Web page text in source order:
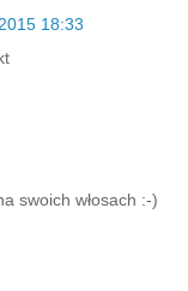
18:33
swoich włosach :-)